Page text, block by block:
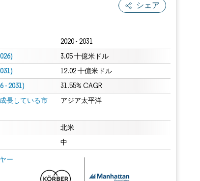
シェア
2020 - 2031
3.05 十億米ドル
12.02 十億米ドル
- 2031) 31.55% CAGR
長している市
アジア太平洋
北米
中
ー
Intelligence。再利用にはCC BY 4.0の表示が必要です。
す。